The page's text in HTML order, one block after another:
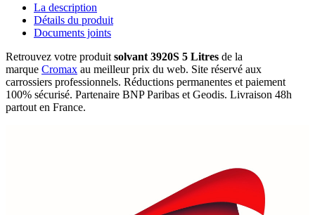
La description
Détails du produit
Documents joints
Retrouvez votre produit solvant 3920S 5 Litres de la
marque Cromax au meilleur prix du web. Site réservé aux
carrossiers professionnels. Réductions permanentes et paiement
100% sécurisé. Partenaire BNP Paribas et Geodis. Livraison 48h
partout en France.